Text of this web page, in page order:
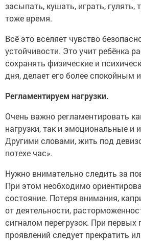
засыпать, кушать, играть, гулять,
тоже время.
Всё это вселяет чувство
устойчивости. Это учит ребёнка
сохранять физические и
дня, делает его более спокойным
Регламентируем нагрузки.
Очень важно регламентировать
нагрузки, так и эмоциональные и
Другими словами, жить под
потехе час».
Нужно внимательно следить за
При этом необходимо
состояние. Потеря внимания,
от деятельности,
сигналом перегрузок. При первых
проявлений следует прекратить